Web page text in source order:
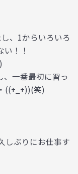
、1からいろいろ
！！
、一番最初に習っ
((+_+))(笑)
しぶりにお仕事す